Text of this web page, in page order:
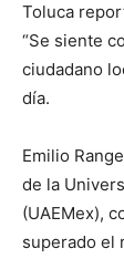
Toluca
“Se siente
ciudadano
día.
Emilio
de la
(UAEMex),
superado el